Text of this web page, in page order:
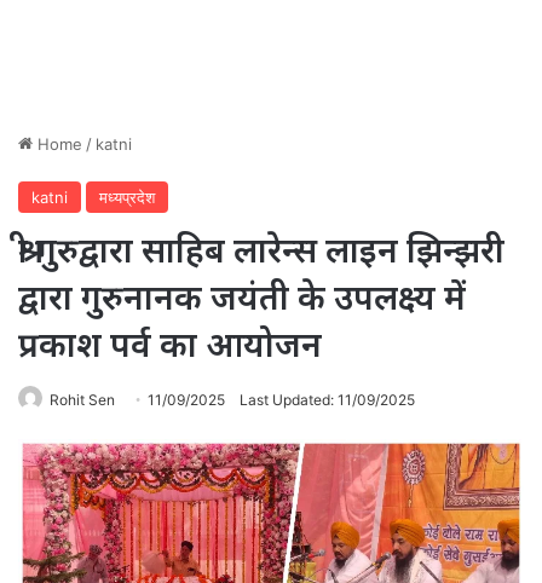
Home / katni
katni मध्यप्रदेश
श्री गुरुद्वारा साहिब लारेन्स लाइन झिन्झरी
द्वारा गुरुनानक जयंती के उपलक्ष्य में
प्रकाश पर्व का आयोजन
Rohit Sen 11/09/2025 Last Updated: 11/09/2025